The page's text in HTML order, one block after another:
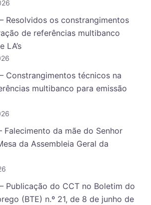
Resolvidos os constrangimentos
de referências multibanco
LA’s
Constrangimentos técnicos na
multibanco para emissão
Falecimento da mãe do Senhor
da Assembleia Geral da
Publicação do CCT no Boletim do
(BTE) n.º 21, de 8 de junho de